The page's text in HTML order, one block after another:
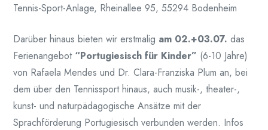
Tennis-Sport-Anlage, Rheinallee 95, 55294 Bodenheim
Darüber hinaus bieten wir erstmalig am 02.+03.07. das
Ferienangebot “Portugiesisch für Kinder” (6-10 Jahre)
von Rafaela Mendesund Dr. Clara-Franziska Plum an, bei
dem über den Tennissport hinaus, auch musik-, theater-,
kunst- und naturpädagogische Ansätze mit der
Sprachförderung Portugiesisch verbunden werden. Infos